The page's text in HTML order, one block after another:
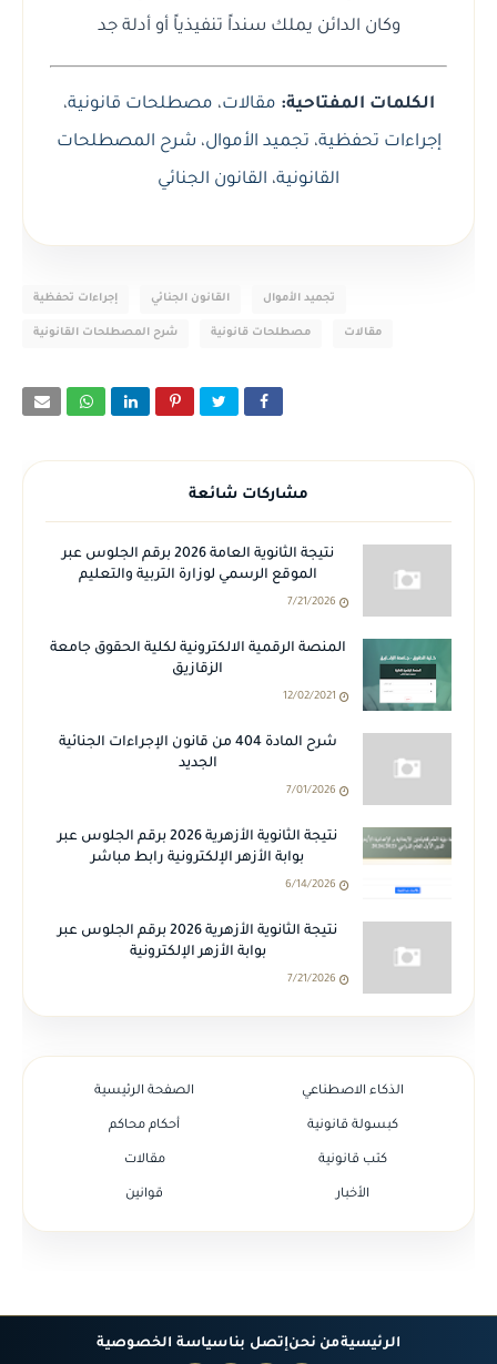
وكان الدائن يملك سنداً تنفيذياً أو أدلة جد
الكلمات المفتاحية: مقالات، مصطلحات قانونية،
إجراءات تحفظية، تجميد الأموال، شرح المصطلحات
القانونية، القانون الجنائي
إجراءات تحفظية القانون الجنائي تجميد الأموال
شرح المصطلحات القانونية مصطلحات قانونية مقالات
مشاركات شائعة
نتيجة الثانوية العامة 2026 برقم الجلوس عبر
الموقع الرسمي لوزارة التربية والتعليم
7/21/2026
المنصة الرقمية الالكترونية لكلية الحقوق جامعة
الزقازيق
12/02/2021
شرح المادة 404 من قانون الإجراءات الجنائية
الجديد
7/01/2026
نتيجة الثانوية الأزهرية 2026 برقم الجلوس عبر
بوابة الأزهر الإلكترونية رابط مباشر
6/14/2026
نتيجة الثانوية الأزهرية 2026 برقم الجلوس عبر
بوابة الأزهر الإلكترونية
7/21/2026
الصفحة الرئيسية الذكاء الاصطناعي
أحكام محاكم كبسولة قانونية
مقالات كتب قانونية
قوانين الأخبار
الرئيسيةمن نحنإتصل بناسياسة الخصوصية